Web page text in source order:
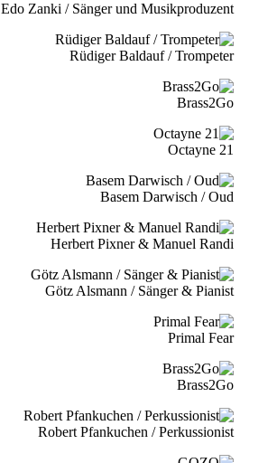
Edo Zanki / Sänger und Musikproduzent
Rüdiger Baldauf / Trompeter
Brass2Go
21 Octayne
Basem Darwisch / Oud
Herbert Pixner & Manuel Randi
Götz Alsmann / Sänger & Pianist
Primal Fear
Brass2Go
Robert Pfankuchen / Perkussionist